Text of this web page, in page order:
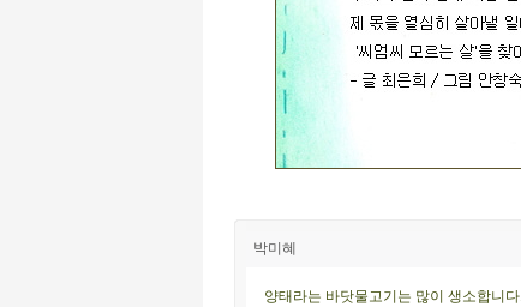
박미혜
양태라는 바닷물고기는 많이 생소합니